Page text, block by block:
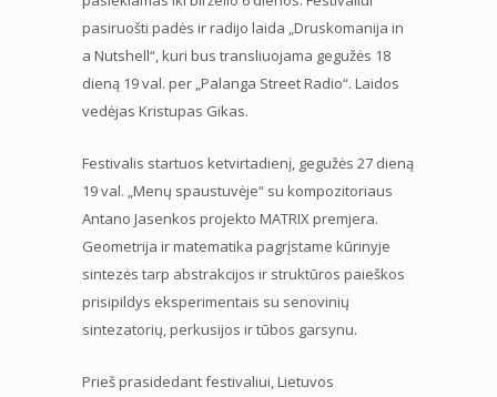
pasiruošti padės ir radijo laida „Druskomanija in
a Nutshell“, kuri bus transliuojama gegužės 18
dieną 19 val. per „Palanga Street Radio“. Laidos
vedėjas Kristupas Gikas.
Festivalis startuos ketvirtadienį, gegužės 27 dieną
19 val. „Menų spaustuvėje“ su kompozitoriaus
Antano Jasenkos projekto MATRIX premjera.
Geometrija ir matematika pagrįstame kūrinyje
sintezės tarp abstrakcijos ir struktūros paieškos
prisipildys eksperimentais su senovinių
sintezatorių, perkusijos ir tūbos garsynu.
Prieš prasidedant festivaliui, Lietuvos